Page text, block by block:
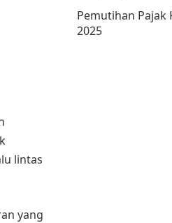
lintas
yang
Pemutihan Pajak
2025